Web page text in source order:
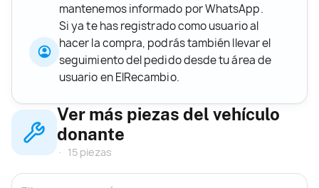
mantenemos informado por WhatsApp.
Si ya te has registrado como usuario al
hacer la compra, podrás también llevar el
seguimiento del pedido desde tu área de
usuario en ElRecambio.
Ver más piezas del vehículo
donante
15 piezas